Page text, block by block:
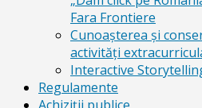
Fara Frontiere
Cunoașterea și
activități
Interactive
Regulamente